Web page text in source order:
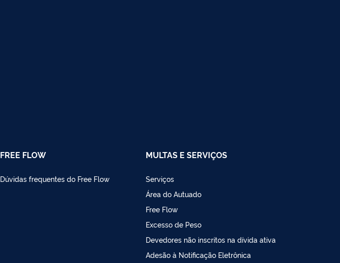
FREE FLOW
Dúvidas frequentes do Free Flow
MULTAS E SERVIÇOS
Serviços
Área do Autuado
Free Flow
Excesso de Peso
Devedores não inscritos na dívida ativa
Adesão à Notificação Eletrônica